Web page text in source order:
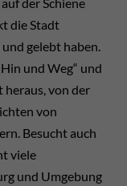
der Schiene
die Stadt
gelebt haben.
und Weg“ und
heraus, von der
von
Besucht auch
viele
und Umgebung